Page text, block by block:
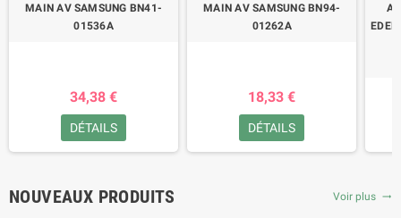
MAIN AV SAMSUNG BN41-
01536A
34,38 €
DÉTAILS
MAIN AV SAMSUNG BN94-
01262A
18,33 €
DÉTAILS
NOUVEAUX PRODUITS Voir plus trending_flat